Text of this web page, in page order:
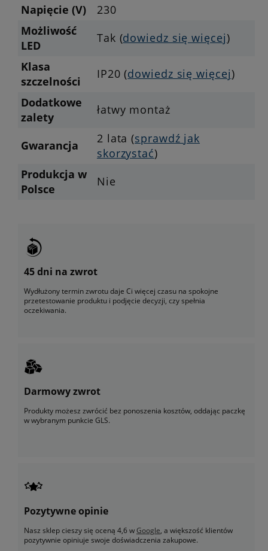
Napięcie (V)
230
Możliwość
LED
Tak (dowiedz się więcej)
Klasa
szczelności
IP20 (dowiedz się więcej)
Dodatkowe
zalety
łatwy montaż
Gwarancja 2 lata (sprawdź jak
skorzystać)
Produkcja w
Polsce
Nie
45 dni na zwrot
Wydłużony termin zwrotu daje Ci więcej czasu na spokojne
przetestowanie produktu i podjęcie decyzji, czy spełnia
oczekiwania.
Darmowy zwrot
Produkty możesz zwrócić bez ponoszenia kosztów, oddając paczkę
w wybranym punkcie GLS.
Pozytywne opinie
Nasz sklep cieszy się oceną 4,6 wGoogle, a większość klientów
pozytywnie opiniuje swoje doświadczenia zakupowe.